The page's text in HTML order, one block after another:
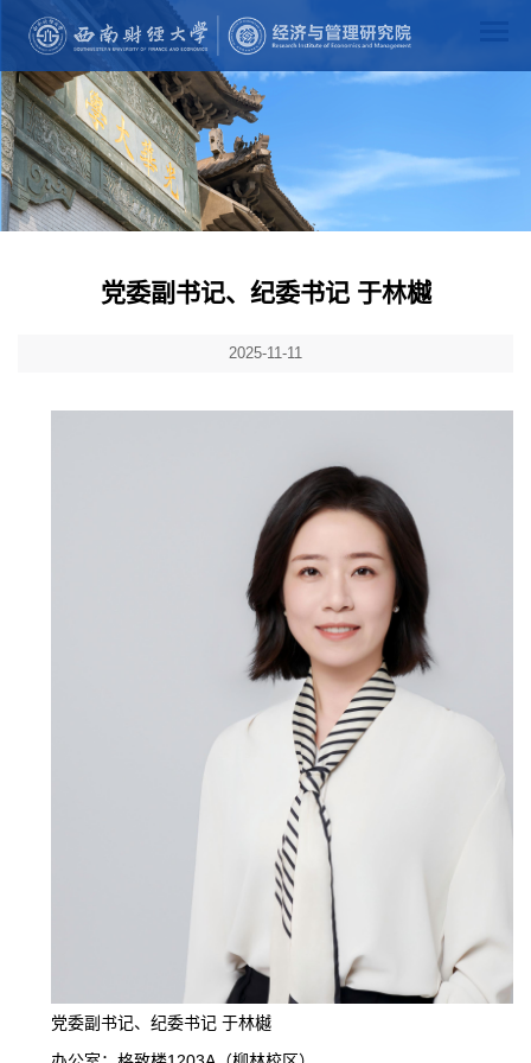
党委副书记、纪委书记 于林樾
2025-11-11
党委副书记、纪委书记 于林樾